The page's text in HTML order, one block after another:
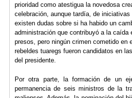
prioridad como atestigua la novedosa
celebración, aunque tardía, de
existen dudas sobre si ha habido un
administración que contribuyó a la
presos, pero ningún crimen cometido
rebeldes tuaregs fueron candidatos en
del presidente.
Por otra parte, la formación de un
permanencia de seis ministros de la